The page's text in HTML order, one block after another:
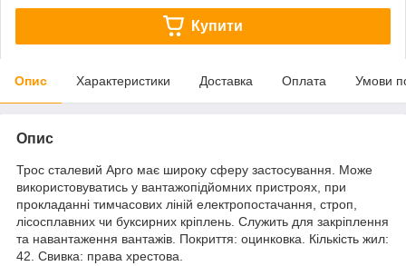
Купити
Опис Характеристики Доставка Оплата Умови
Опис
Трос сталевий Apro має широку сферу застосування. Може
використовуватись у вантажопідйомних пристроях, при
прокладанні тимчасових ліній електропостачання, строп,
лісосплавних чи буксирних кріплень. Служить для закріплення
та навантаження вантажів. Покриття: оцинковка. Кількість жил:
42. Свивка: права хрестова.